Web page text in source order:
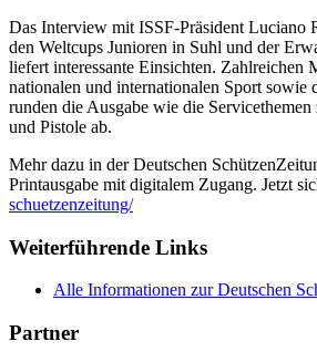
Das Interview mit ISSF-Präsident Luciano
den Weltcups Junioren in Suhl und der
liefert interessante Einsichten. Zahlreichen
nationalen und internationalen Sport sowie
runden die Ausgabe wie die
und Pistole ab.
Mehr dazu in der Deutschen
Printausgabe mit digitalem Zugang. Jetzt
schuetzenzeitung/
Weiterführende Links
Alle Informationen zur Deutschen
Partner